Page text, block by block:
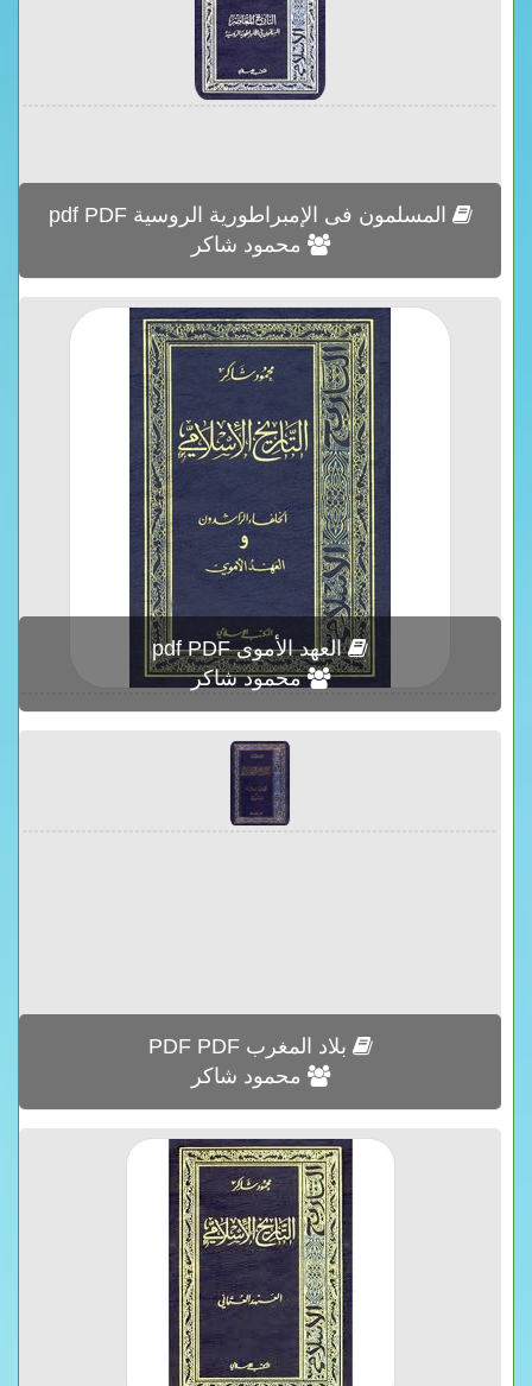
المسلمون فى الإمبراطورية الروسية pdf PDF
محمود شاكر
العهد الأموى pdf PDF
محمود شاكر
بلاد المغرب PDF PDF
محمود شاكر